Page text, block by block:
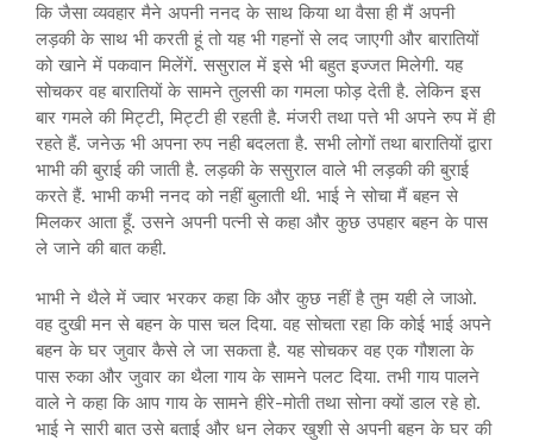
कि जैसा व्यवहार मैने अपनी ननद के साथ किया था वैसा ही मैं अपनी
लड़की के साथ भी करती हूं तो यह भी गहनों से लद जाएगी और बारातियों
को खाने में पकवान मिलेंगें. ससुराल में इसे भी बहुत इज्जत मिलेगी. यह
सोचकर वह बारातियों के सामने तुलसी का गमला फोड़ देती है. लेकिन इस
बार गमले की मिट्टी, मिट्टी ही रहती है. मंजरी तथा पत्ते भी अपने रुप में ही
रहते हैं. जनेऊ भी अपना रुप नही बदलता है. सभी लोगों तथा बारातियों द्वारा
भाभी की बुराई की जाती है. लड़की के ससुराल वाले भी लड़की की बुराई
करते हैं. भाभी कभी ननद को नहीं बुलाती थी. भाई ने सोचा मैं बहन से
मिलकर आता हूँ. उसने अपनी पत्नी से कहा और कुछ उपहार बहन के पास
ले जाने की बात कही.
भाभी ने थैले में ज्वार भरकर कहा कि और कुछ नहीं है तुम यही ले जाओ.
वह दुखी मन से बहन के पास चल दिया. वह सोचता रहा कि कोई भाई अपने
बहन के घर जुवार कैसे ले जा सकता है. यह सोचकर वह एक गौशला के
पास रुका और जुवार का थैला गाय के सामने पलट दिया. तभी गाय पालने
वाले ने कहा कि आप गाय के सामने हीरे-मोती तथा सोना क्यों डाल रहे हो.
भाई ने सारी बात उसे बताई और धन लेकर खुशी से अपनी बहन के घर की